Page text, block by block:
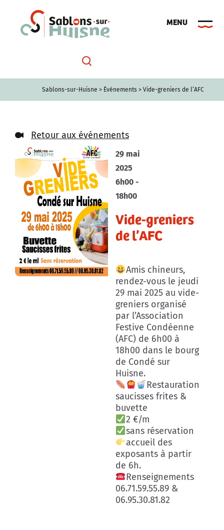
Sablons-sur-Huisne > Évènements > Vide-greniers de l’AFC
Retour aux événements
29 mai
2025
6h00 -
18h00
Vide-greniers
de l’AFC
Amis chineurs,
rendez-vous le jeudi
29 mai 2025 au vide-
greniers organisé
par l’Association
Festive Condéenne
(AFC) de 6h00 à
18h00 dans le bourg
de Condé sur
Huisne.
Restauration
saucisses frites &
buvette
2 €/m
sans réservation
accueil des
exposants à partir
de 6h.
Renseignements
06.71.59.55.89 &
06.95.30.81.82